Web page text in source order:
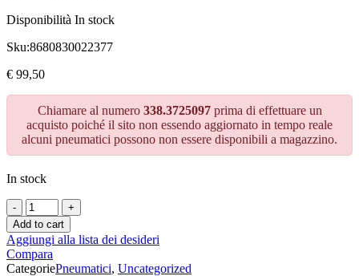
Disponibilità In stock
Sku:8680830022377
€ 99,50
Chiamare al numero 338.3725097prima di effettuare un
acquisto poiché il sito non essendo aggiornato in tempo reale
alcuni pneumatici possono non essere disponibili a magazzino.
In stock
Add to cart
Aggiungi alla lista dei desideri
Compara
CategoriePneumatici, Uncategorized